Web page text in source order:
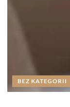
BEZ KATEGORII